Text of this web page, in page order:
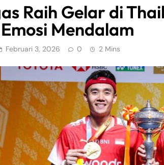
Raih Gelar di
Mendalam
Februari 3, 2026 0 2 Mins